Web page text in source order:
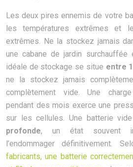
Les deux pires ennemis de votre
les températures extrêmes et
extrêmes. Ne la stockez jamais
une cabane de jardin surchauffée
idéale de stockage se situe entre
ne la stockez jamais
complètement vide. Une
pendant des mois exerce une
sur les cellules. Une batterie
profonde, un état souvent
l’endommager définitivement.
fabricants, une batterie